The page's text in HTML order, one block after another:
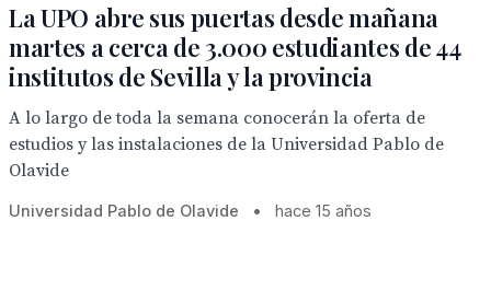
La UPO abre sus puertas desde mañana
martes a cerca de 3.000 estudiantes de 44
institutos de Sevilla y la provincia
A lo largo de toda la semana conocerán la oferta de
estudios y las instalaciones de la Universidad Pablo de
Olavide
Universidad Pablo de Olavide • hace 15 años